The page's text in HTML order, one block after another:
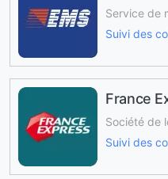
Service de
Suivi des
France
Société de
Suivi des